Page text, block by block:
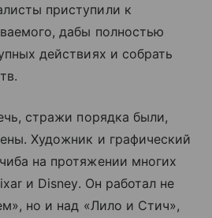
приступили к
дабы полностью
действиях и собрать
стражи порядка были,
Художник и графический
на протяжении многих
и Disney. Он работал не
но и над «Лило и Стич»,